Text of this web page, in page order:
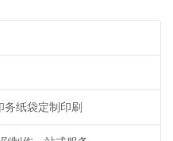
务纸袋定制印刷